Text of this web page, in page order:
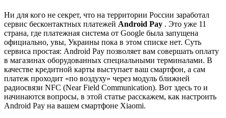
Ни для кого не секрет, что на территории России заработал
сервис бесконтактных платежей Android Pay . Это уже 11
страна, где платежная система от Google была запущена
официально, увы, Украины пока в этом списке нет. Суть
сервиса простая: Android Pay позволяет вам совершать оплату
в магазинах оборудованных специальными терминалами. В
качестве кредитной карты выступает ваш смартфон, а сам
платеж проходит «по воздуху» через модуль ближней
радиосвязи NFC (Near Field Communication). Вот здесь то и
начинаются вопросы, в этой статье расскажем, как настроить
Android Pay на вашем смартфоне Xiaomi.